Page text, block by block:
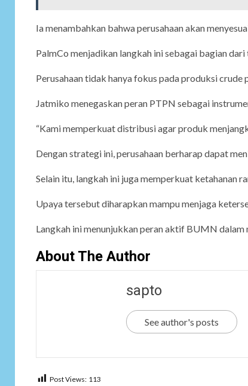
Ia menambahkan bahwa perusahaan akan
PalmCo menjadikan langkah ini sebagai bagian
Perusahaan tidak hanya fokus pada produksi
Jatmiko menegaskan peran PTPN sebagai
“Kami memperkuat distribusi agar produk
Dengan strategi ini, perusahaan berharap dapat
Selain itu, langkah ini juga memperkuat ketahanan
Upaya tersebut diharapkan mampu menjaga
Langkah ini menunjukkan peran aktif BUMN
About The Author
sapto
See author's posts
Post Views: 113